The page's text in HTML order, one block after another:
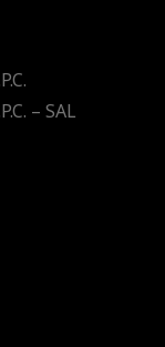
– SAL